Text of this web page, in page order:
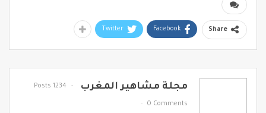
Share
Facebook
Twitter
مجلة مشاهير المغرب 1234 Posts
0 Comments